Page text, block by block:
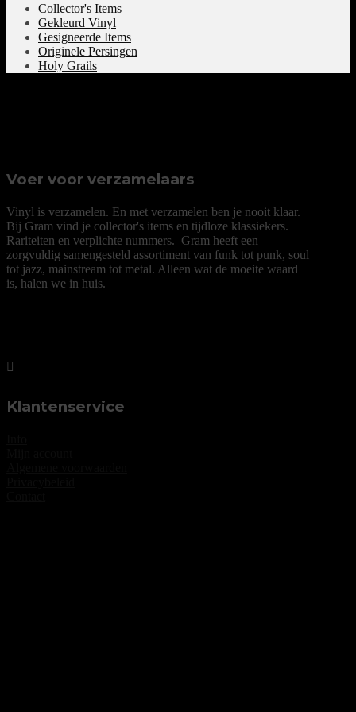
Collector's Items
Gekleurd Vinyl
Gesigneerde Items
Originele Persingen
Holy Grails
Voer voor verzamelaars
Vinyl is verzamelen. En met verzamelen ben je nooit klaar.
Bij Gram vind je collector's items en tijdloze klassiekers.
Rariteiten en verplichte nummers. Gram heeft een
zorgvuldig samengesteld assortiment van funk tot punk, soul
tot jazz, mainstream tot metal. Alleen wat de moeite waard
is, halen we in huis.
Klantenservice